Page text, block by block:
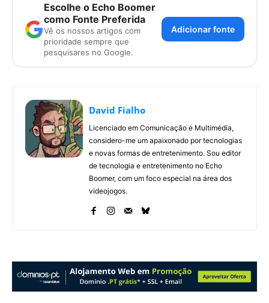
Escolhe o Echo Boomer
como Fonte Preferida
Vê os nossos artigos com
prioridade sempre que
pesquisares no Google.
Adicionar fonte
David Fialho
Licenciado em Comunicação e Multimédia,
considero-me um apaixonado por tecnologias
e novas formas de entretenimento. Sou editor
de tecnologia e entretenimento no Echo
Boomer, com um foco especial na área dos
videojogos.